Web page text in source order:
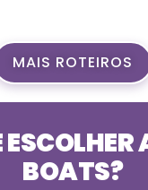
MAIS ROTEIROS
BOATS?